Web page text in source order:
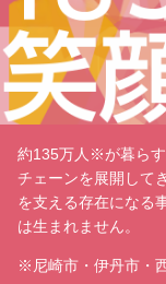
約135万人※が暮ら
チェーンを展開して
を支える存在になる
は生まれません。
※尼崎市・伊丹市・